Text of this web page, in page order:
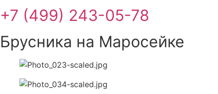
+7 (499) 243-05-78
Брусника на Маросейке